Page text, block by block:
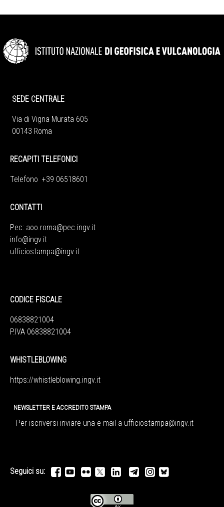
SEDE CENTRALE
Via di Vigna Murata 605
00143 Roma
RECAPITI TELEFONICI
Telefono +39 06518601
CONTATTI
Pec: aoo.roma@pec.ingv.it
info@ingv.it
ufficiostampa@ingv.it
CODICE FISCALE
06838821004
P.IVA 06838821004
WHISTLEBLOWING
https://whistleblowing.ingv. it
NEWSLETTER E ACCREDITO STAMPA
Per iscriversi inviare una e-mail a ufficiostampa@ingv.it
Seguici su: